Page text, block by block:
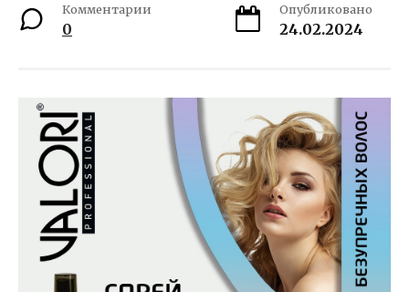
Комментарии
0
Опубликовано
24.02.2024